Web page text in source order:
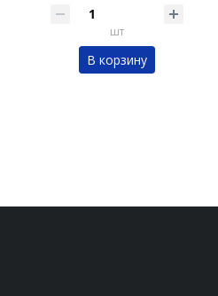
шт
В корзину